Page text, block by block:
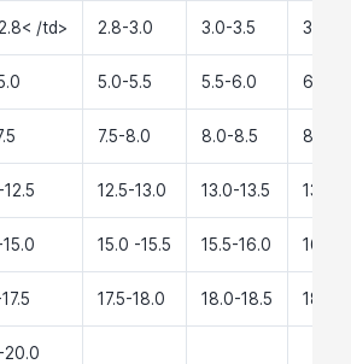
/td> 2.8-3.0 3.0-3.5 3.5-
5.0-5.5 5.5-6.0 6.0-
7.5-8.0 8.0-8.5 8.5-
12.5-13.0 13.0-13.5 13.5-
15.0 -15.5 15.5-16.0 16.0-
17.5-18.0 18.0-18.5 18.5-
20.0